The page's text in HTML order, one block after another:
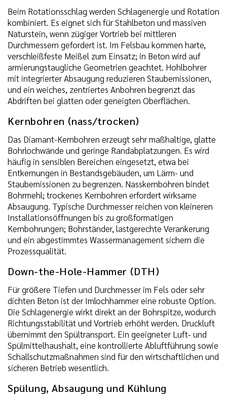
Beim Rotationsschlag werden Schlagenergie und Rotation
kombiniert. Es eignet sich für Stahlbeton und massiven
Naturstein, wenn zügiger Vortrieb bei mittleren
Durchmessern gefordert ist. Im Felsbau kommen harte,
verschleißfeste Meißel zum Einsatz; in Beton wird auf
armierungstaugliche Geometrien geachtet. Hohlbohrer
mit integrierter Absaugung reduzieren Staubemissionen,
und ein weiches, zentriertes Anbohren begrenzt das
Abdriften bei glatten oder geneigten Oberflächen.
Kernbohren (nass/trocken)
Das Diamant-Kernbohren erzeugt sehr maßhaltige, glatte
Bohrlochwände und geringe Randabplatzungen. Es wird
häufig in sensiblen Bereichen eingesetzt, etwa bei
Entkernungen in Bestandsgebäuden, um Lärm- und
Staubemissionen zu begrenzen. Nasskernbohren bindet
Bohrmehl; trockenes Kernbohren erfordert wirksame
Absaugung. Typische Durchmesser reichen von kleineren
Installationsöffnungen bis zu großformatigen
Kernbohrungen; Bohrständer, lastgerechte Verankerung
und ein abgestimmtes Wassermanagement sichern die
Prozessqualität.
Down-the-Hole-Hammer (DTH)
Für größere Tiefen und Durchmesser im Fels oder sehr
dichten Beton ist der Imlochhammer eine robuste Option.
Die Schlagenergie wirkt direkt an der Bohrspitze, wodurch
Richtungsstabilität und Vortrieb erhöht werden. Druckluft
übernimmt den Spültransport. Ein geeigneter Luft- und
Spülmittelhaushalt, eine kontrollierte Abluftführung sowie
Schallschutzmaßnahmen sind für den wirtschaftlichen und
sicheren Betrieb wesentlich.
Spülung, Absaugung und Kühlung